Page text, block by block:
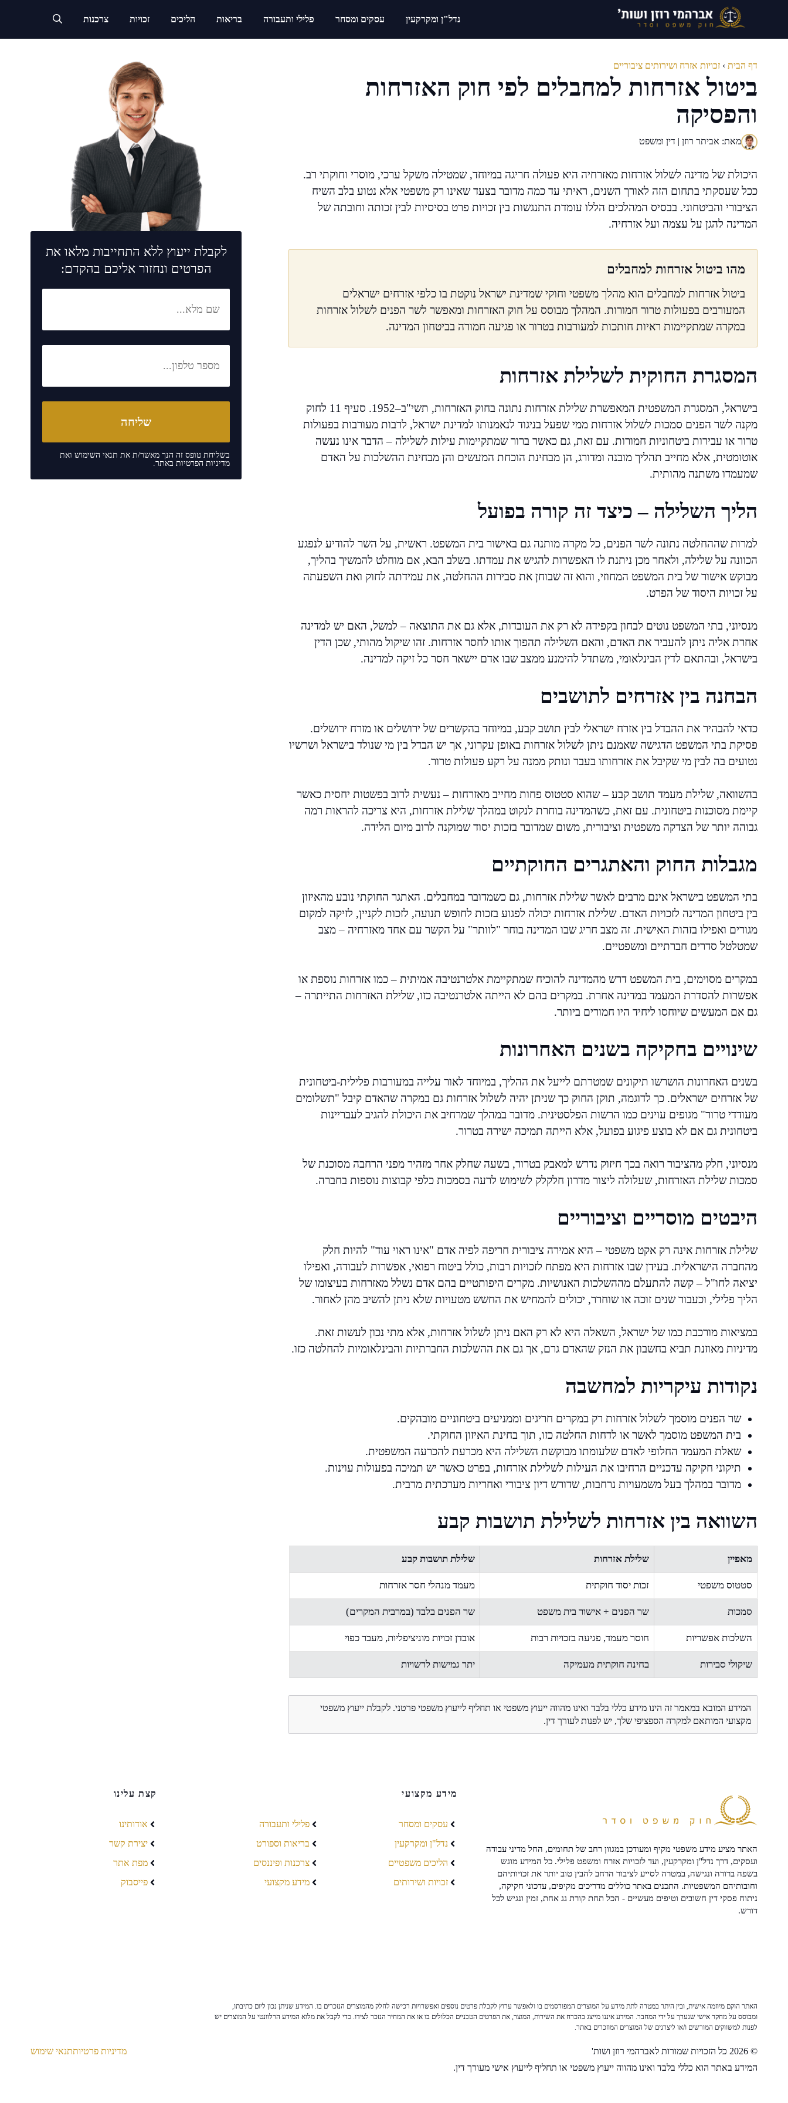
נדל"ן ומקרקעין עסקים ומסחר פלילי ותעבורה בריאות הליכים זכויות צרכנות
דף הבית › זכויות אזרח ושירותים ציבוריים
ביטול אזרחות למחבלים לפי חוק האזרחות
והפסיקה
מאת: אביתר רוזן | דין ומשפט
היכולת של מדינה לשלול אזרחות מאזרחיה היא פעולה חריגה במיוחד, שמטילה משקל ערכי, מוסרי וחוקתי רב.
ככל שעסקתי בתחום הזה לאורך השנים, ראיתי עד כמה מדובר בצעד שאינו רק משפטי אלא נטוע בלב השיח
הציבורי והביטחוני. בבסיס המהלכים הללו עומדת התנגשות בין זכויות פרט בסיסיות לבין זכותה וחובתה של
המדינה להגן על עצמה ועל אזרחיה.
מהו ביטול אזרחות למחבלים
ביטול אזרחות למחבלים הוא מהלך משפטי וחוקי שמדינת ישראל נוקטת בו כלפי אזרחים ישראלים
המעורבים בפעולות טרור חמורות. המהלך מבוסס על חוק האזרחות ומאפשר לשר הפנים לשלול אזרחות
במקרה שמתקיימות ראיות חותכות למעורבות בטרור או פגיעה חמורה בביטחון המדינה.
המסגרת החוקית לשלילת אזרחות
בישראל, המסגרת המשפטית המאפשרת שלילת אזרחות נתונה בחוק האזרחות, תשי"ב–1952. סעיף 11 לחוק
מקנה לשר הפנים סמכות לשלול אזרחות ממי שפעל בניגוד לנאמנותו למדינת ישראל, לרבות מעורבות בפעולות
טרור או עבירות ביטחוניות חמורות. עם זאת, גם כאשר ברור שמתקיימות עילות לשלילה – הדבר אינו נעשה
אוטומטית, אלא מחייב תהליך מובנה ומדורג, הן מבחינת הוכחת המעשים והן מבחינת ההשלכות על האדם
שמעמדו משתנה מהותית.
הליך השלילה – כיצד זה קורה בפועל
למרות שההחלטה נתונה לשר הפנים, כל מקרה מותנה גם באישור בית המשפט. ראשית, על השר להודיע לנפגע
הכוונה על שלילה, ולאחר מכן ניתנת לו האפשרות להגיש את עמדתו. בשלב הבא, אם מוחלט להמשיך בהליך,
מבוקש אישור של בית המשפט המחוזי, והוא זה שבוחן את סבירות ההחלטה, את עמידתה לחוק ואת השפעתה
על זכויות היסוד של הפרט.
מנסיוני, בתי המשפט נוטים לבחון בקפידה לא רק את העובדות, אלא גם את התוצאה – למשל, האם יש למדינה
אחרת אליה ניתן להעביר את האדם, והאם השלילה תהפוך אותו לחסר אזרחות. זהו שיקול מהותי, שכן הדין
בישראל, ובהתאם לדין הבינלאומי, משתדל להימנע ממצב שבו אדם יישאר חסר כל זיקה למדינה.
הבחנה בין אזרחים לתושבים
כדאי להבהיר את ההבדל בין אזרח ישראלי לבין תושב קבע, במיוחד בהקשרים של ירושלים או מזרח ירושלים.
פסיקת בתי המשפט הדגישה שאמנם ניתן לשלול אזרחות באופן עקרוני, אך יש הבדל בין מי שנולד בישראל ושרשיו
נטועים בה לבין מי שקיבל את אזרחותו בעבר ונותק ממנה על רקע פעולות טרור.
בהשוואה, שלילת מעמד תושב קבע – שהוא סטטוס פחות מחייב מאזרחות – נעשית לרוב בפשטות יחסית כאשר
קיימת מסוכנות ביטחונית. עם זאת, כשהמדינה בוחרת לנקוט במהלך שלילת אזרחות, היא צריכה להראות רמה
גבוהה יותר של הצדקה משפטית וציבורית, משום שמדובר בזכות יסוד שמוקנה לרוב מיום הלידה.
מגבלות החוק והאתגרים החוקתיים
בתי המשפט בישראל אינם מרבים לאשר שלילת אזרחות, גם כשמדובר במחבלים. האתגר החוקתי נובע מהאיזון
בין ביטחון המדינה לזכויות האדם. שלילת אזרחות יכולה לפגוע בזכות לחופש תנועה, לזכות לקניין, לזיקה למקום
מגורים ואפילו בזהות האישית. זה מצב חריג שבו המדינה בוחר "לוותר" על הקשר עם אחד מאזרחיה – מצב
שמטלטל סדרים חברתיים ומשפטיים.
במקרים מסוימים, בית המשפט דרש מהמדינה להוכיח שמתקיימת אלטרנטיבה אמיתית – כמו אזרחות נוספת או
אפשרות להסדרת המעמד במדינה אחרת. במקרים בהם לא הייתה אלטרנטיבה כזו, שלילת האזרחות התייתרה –
גם אם המעשים שיוחסו ליחיד היו חמורים ביותר.
שינויים בחקיקה בשנים האחרונות
בשנים האחרונות הושרשו תיקונים שמטרתם לייעל את ההליך, במיוחד לאור עלייה במעורבות פלילית-ביטחונית
של אזרחים ישראלים. כך לדוגמה, תוקן החוק כך שניתן יהיה לשלול אזרחות גם במקרה שהאדם קיבל "תשלומים
מעודדי טרור" מגופים עוינים כמו הרשות הפלסטינית. מדובר במהלך שמרחיב את היכולת להגיב לעבריינות
ביטחונית גם אם לא בוצע פיגוע בפועל, אלא הייתה תמיכה ישירה בטרור.
מנסיוני, חלק מהציבור רואה בכך חיזוק נדרש למאבק בטרור, בשעה שחלק אחר מזהיר מפני הרחבה מסוכנת של
סמכות שלילת האזרחות, שעלולה ליצור מדרון חלקלק לשימוש לרעה בסמכות כלפי קבוצות נוספות בחברה.
היבטים מוסריים וציבוריים
שלילת אזרחות אינה רק אקט משפטי – היא אמירה ציבורית חריפה לפיה אדם "אינו ראוי עוד" להיות חלק
מהחברה הישראלית. בעידן שבו אזרחות היא מפתח לזכויות רבות, כולל ביטוח רפואי, אפשרות לעבודה, ואפילו
יציאה לחו"ל – קשה להתעלם מההשלכות האנושיות. מקרים היפותטיים בהם אדם נשלל מאזרחות בעיצומו של
הליך פלילי, וכעבור שנים זוכה או שוחרר, יכולים להמחיש את החשש מטעויות שלא ניתן להשיב מהן לאחור.
במציאות מורכבת כמו של ישראל, השאלה היא לא רק האם ניתן לשלול אזרחות, אלא מתי נכון לעשות זאת.
מדיניות מאוזנת תביא בחשבון את הנזק שהאדם גרם, אך גם את ההשלכות החברתיות והבינלאומיות להחלטה כזו.
נקודות עיקריות למחשבה
שר הפנים מוסמך לשלול אזרחות רק במקרים חריגים וממניעים ביטחוניים מובהקים.
בית המשפט מוסמך לאשר או לדחות החלטה כזו, תוך בחינת האיזון החוקתי.
שאלת המעמד החלופי לאדם שלעומתו מבוקשת השלילה היא מכרעת להכרעה המשפטית.
תיקוני חקיקה עדכניים הרחיבו את העילות לשלילת אזרחות, בפרט כאשר יש תמיכה בפעולות עוינות.
מדובר במהלך בעל משמעויות נרחבות, שדורש דיון ציבורי ואחריות מערכתית מרבית.
השוואה בין אזרחות לשלילת תושבות קבע
מאפיין שלילת אזרחות שלילת תושבות קבע
סטטוס משפטי זכות יסוד חוקתית מעמד מנהלי חסר אזרחות
סמכות שר הפנים + אישור בית משפט שר הפנים בלבד (במרבית המקרים)
השלכות אפשריות חוסר מעמד, פגיעה בזכויות רבות אובדן זכויות מוניציפליות, מעבר כפוי
שיקולי סבירות בחינה חוקתית מעמיקה יתר גמישות לרשויות
המידע המובא במאמר זה הינו מידע כללי בלבד ואינו מהווה ייעוץ משפטי או תחליף לייעוץ משפטי פרטני. לקבלת ייעוץ משפטי
מקצועי המותאם למקרה הספציפי שלך, יש לפנות לעורך דין.
לקבלת ייעוץ ללא התחייבות מלאו את
הפרטים ונחזור אליכם בהקדם:
בשליחת טופס זה הנך מאשר/ת את תנאי השימושואת
מדיניות הפרטיותבאתר.
האתר מציע מידע משפטי מקיף ומעודכן במגוון רחב של תחומים, החל מדיני עבודה
ועסקים, דרך נדל"ן ומקרקעין, ועד לזכויות אזרח ומשפט פלילי. כל המידע מוגש
בשפה ברורה ונגישה, במטרה לסייע לציבור הרחב להבין טוב יותר את זכויותיהם
וחובותיהם המשפטיות. התכנים באתר כוללים מדריכים מקיפים, עדכוני חקיקה,
ניתוח פסקי דין חשובים וטיפים מעשיים - הכל תחת קורת גג אחת, זמין ונגיש לכל
דורש.
מידע מקצועי
עסקים ומסחר
נדל"ן ומקרקעין
הליכים משפטיים
זכויות ושירותים
פלילי ותעבורה
בריאות וספורט
צרכנות ופיננסים
מידע מקצועי
קצת עלינו
אודותינו
יצירת קשר
מפת אתר
פייסבוק
האתר הוקם מיוזמה אישית, ובין היתר במטרה לתת מידע על המוצרים המפורסמים בו ולאפשר ערוץ לקבלת פרטים נוספים ואפשרויות רכישה לחלק מהמוצרים הנזכרים בו. המידע שניתן נכון ליום כתיבתו,
ומבוסס על מחקר אישי שנערך על ידי המחבר. המידע איננו מייצג בהכרח את השירות, המוצר, את הפרטים הטכניים הכלולים בו או את המחיר הנזכר לצידו. כדי לקבל את מלוא המידע הרלוונטי על המוצרים יש
לפנות למשווקים המורשים ו/או ליצרנים של המוצרים המוזכרים באתר.
© 2026 כל הזכויות שמורות לאברהמי רוזן ושות'
המידע באתר הוא כללי בלבד ואינו מהווה ייעוץ משפטי או תחליף לייעוץ אישי מעורך דין.
מדיניות פרטיותתנאי שימוש